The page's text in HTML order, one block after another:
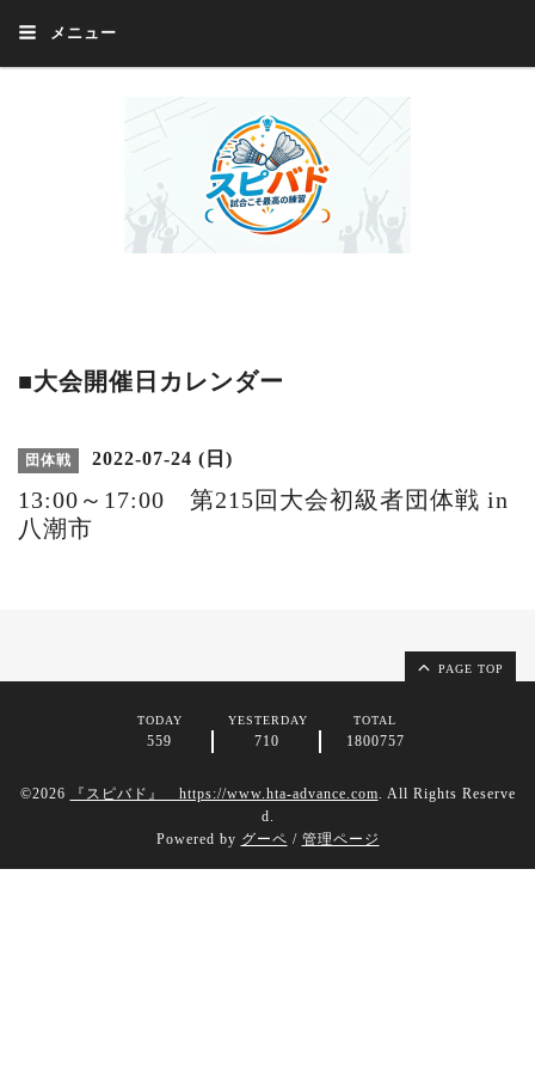
メニュー
■大会開催日カレンダー
団体戦 2022-07-24 (日)
13:00～17:00 第215回大会初級者団体戦 in
八潮市
PAGE TOP
TODAY
559
YESTERDAY
710
TOTAL
1800757
©2026 『スピバド』 https://www.hta-advance.com. All Rights Reserve
d.
Powered by グーペ / 管理ページ